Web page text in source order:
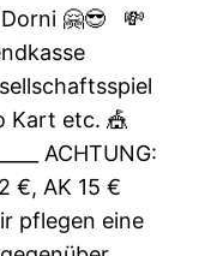
🤗😎
💸
Kart etc. 🎪
ACHTUNG:
€, AK 15 €
pflegen eine